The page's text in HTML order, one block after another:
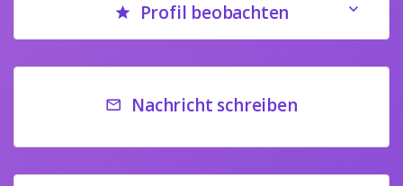
Profil beobachten
Nachricht schreiben